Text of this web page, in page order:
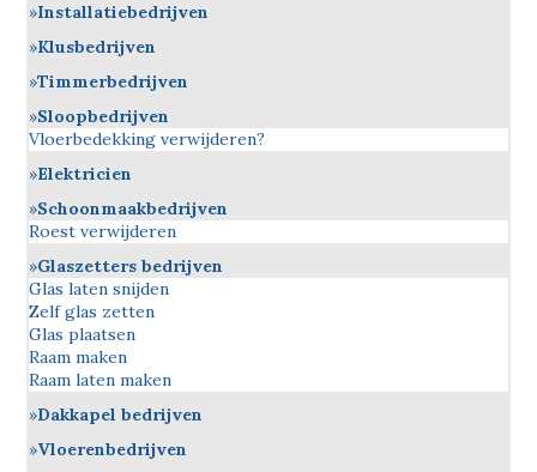
Installatiebedrijven
Klusbedrijven
Timmerbedrijven
Sloopbedrijven
Vloerbedekking verwijderen?
Elektricien
Schoonmaakbedrijven
Roest verwijderen
Glaszetters bedrijven
Glas laten snijden
Zelf glas zetten
Glas plaatsen
Raam maken
Raam laten maken
Dakkapel bedrijven
Vloerenbedrijven